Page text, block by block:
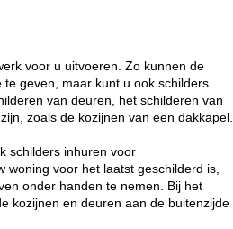
voor u uitvoeren. Zo kunnen de
geven, maar kunt u ook schilders
van deuren, het schilderen van
zoals de kozijnen van een dakkapel.
schilders inhuren voor
woning voor het laatst geschilderd is,
onder handen te nemen. Bij het
kozijnen en deuren aan de buitenzijde